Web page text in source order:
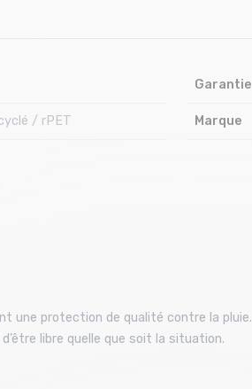
/ rPET
Garantie
Marque
une protection de qualité contre la pluie.
libre quelle que soit la situation.